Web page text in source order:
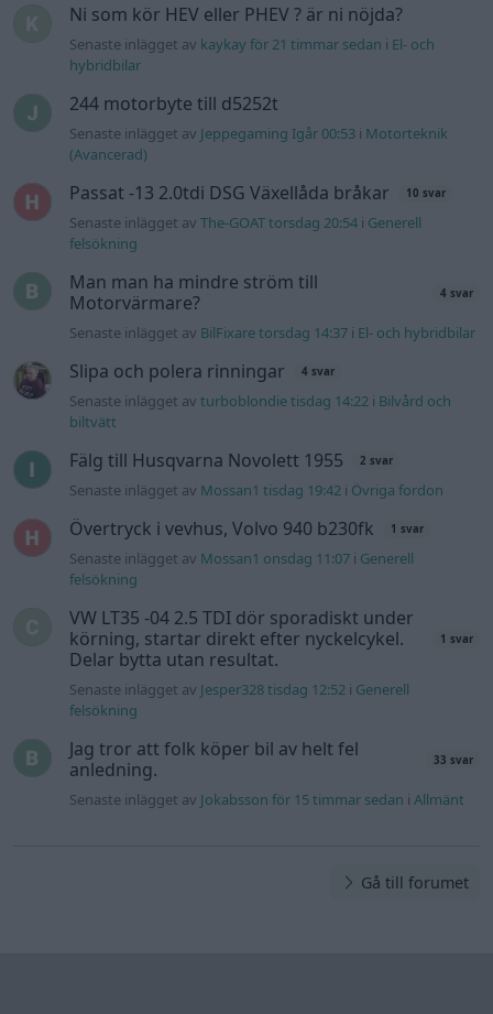
Ni som kör HEV eller PHEV ? är ni nöjda?
Senaste inlägget av kaykay för 21 timmar sedan i El- och
hybridbilar
244 motorbyte till d5252t
Senaste inlägget av Jeppegaming Igår 00:53 i Motorteknik
(Avancerad)
Passat -13 2.0tdi DSG Växellåda bråkar 10 svar
Senaste inlägget avThe-GOAT torsdag 20:54 i Generell
felsökning
Man man ha mindre ström till
Motorvärmare?
4 svar
Senaste inlägget av BilFixare torsdag 14:37 i El- och hybridbilar
Slipa och polera rinningar 4 svar
Senaste inlägget avturboblondie tisdag 14:22 i Bilvård och
biltvätt
Fälg till Husqvarna Novolett 1955 2 svar
Senaste inlägget av Mossan1 tisdag 19:42 i Övriga fordon
Övertryck i vevhus, Volvo 940 b230fk 1 svar
Senaste inlägget av Mossan1 onsdag 11:07 i Generell
felsökning
VW LT35 -04 2.5 TDI dör sporadiskt under
körning, startar direkt efter nyckelcykel.
Delar bytta utan resultat.
1 svar
Senaste inlägget av Jesper328 tisdag 12:52 i Generell
felsökning
Jag tror att folk köper bil av helt fel
anledning.
33 svar
Senaste inlägget av Jokabsson för 15 timmar sedan iAllmänt
Gå till forumet